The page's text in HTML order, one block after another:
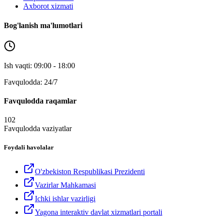
Axborot xizmati
Bog'lanish ma'lumotlari
Ish vaqti: 09:00 - 18:00
Favqulodda: 24/7
Favqulodda raqamlar
102
Favqulodda vaziyatlar
Foydali havolalar
O'zbekiston Respublikasi Prezidenti
Vazirlar Mahkamasi
Ichki ishlar vazirligi
Yagona interaktiv davlat xizmatlari portali